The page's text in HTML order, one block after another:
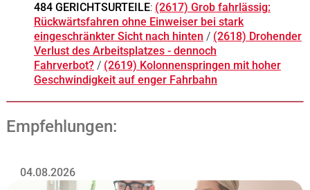
484 GERICHTSURTEILE: (2617) Grob fahrlässig:
Rückwärtsfahren ohne Einweiser bei stark
eingeschränkter Sicht nach hinten / (2618) Drohender
Verlust des Arbeitsplatzes - dennoch
Fahrverbot?/ (2619) Kolonnenspringen mit hoher
Geschwindigkeit auf enger Fahrbahn
Empfehlungen:
04.08.2026